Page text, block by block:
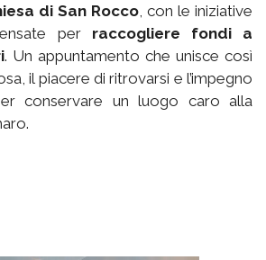
di San Rocco , con le iniziative
per raccogliere fondi a
. Un appuntamento che unisce così
il piacere di ritrovarsi e l’impegno
conservare un luogo caro alla